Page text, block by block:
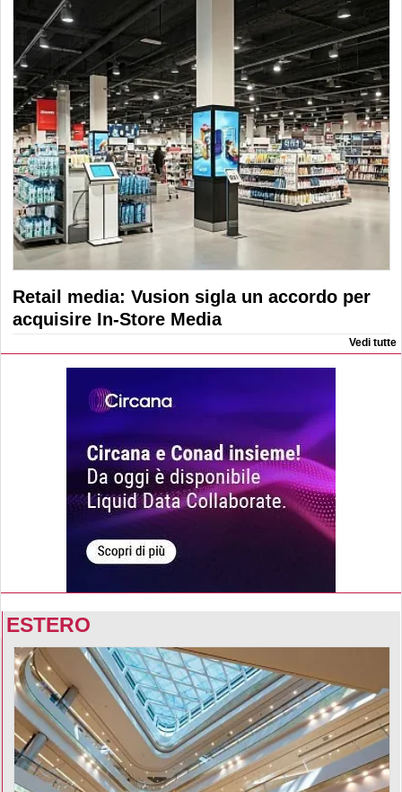
Retail media: Vusion sigla un accordo per
acquisire In-Store Media
Vedi tutte
ESTERO